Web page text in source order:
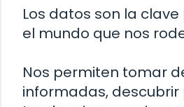
Los datos son la
el mundo que nos
Nos permiten tomar
informadas,